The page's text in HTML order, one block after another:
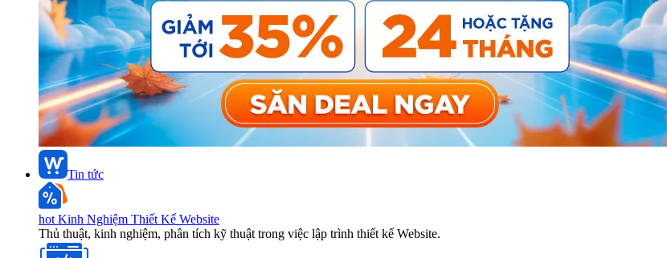
Tin tức
hot Kinh Nghiệm Thiết Kế Website
Thủ thuật, kinh nghiệm, phân tích kỹ thuật trong việc lập trình thiết kế Website.